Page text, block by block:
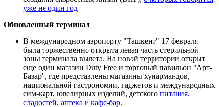
уже не один год
Обновленный терминал
В международном аэропорту "Ташкент" 17 февраля
была торжественно открыта левая часть стерильной
зоны терминала вылета. На новой территории открыт
еще один магазин Duty Free и торговый павильон "Арт-
Базар", где представлены магазины хунармандов,
национальной гастрономии, гаджетов и международных
сим-карт, ювелирных изделий, детского питания,
сладостей, аптека и кафе-бар.